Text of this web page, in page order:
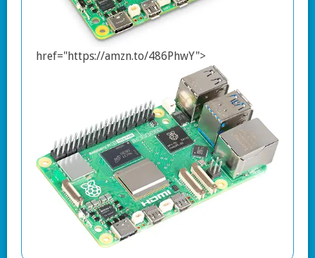
href="https://amzn.to/486PhwY">